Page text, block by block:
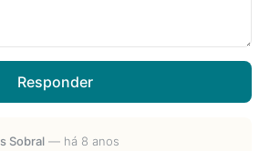
Responder
Sobral — há 8 anos